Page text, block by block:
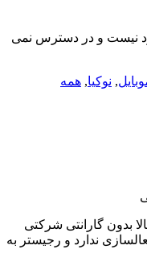
نیست و در دسترس نمی
, نوکیا, همه
بدون گارانتی شرکتی
ندارد و رجیستر به